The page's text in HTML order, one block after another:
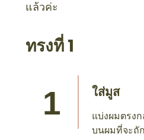
แล้วค่ะ
ทรงที่ 1
ใส่มูส
แบ่งผมตรง
บนผมที่จะถั